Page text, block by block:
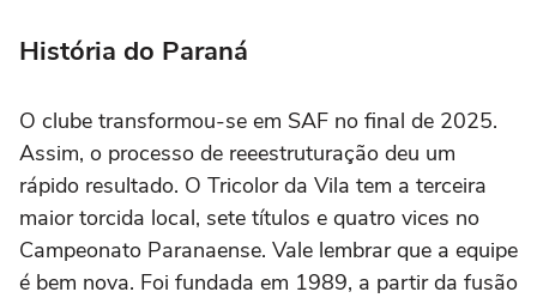
História do Paraná
O clube transformou-se em SAF no final de 2025.
Assim, o processo de reeestruturação deu um
rápido resultado. O Tricolor da Vila tem a terceira
maior torcida local, sete títulos e quatro vices no
Campeonato Paranaense. Vale lembrar que a equipe
é bem nova. Foi fundada em 1989, a partir da fusão